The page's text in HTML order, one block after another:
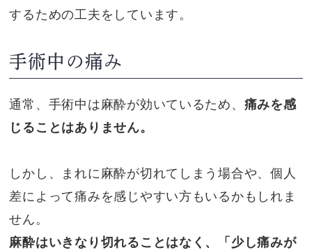
するための工夫をしています。
手術中の痛み
通常、手術中は麻酔が効いているため、 痛みを感
じることはありません。
しかし、まれに麻酔が切れてしまう場合や、個人
差によって痛みを感じやすい方もいるかもしれま
せん。
麻酔はいきなり切れることはなく、「少し痛みが